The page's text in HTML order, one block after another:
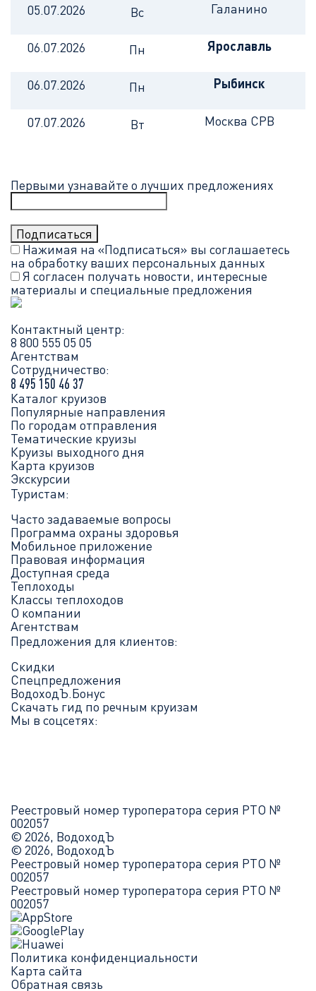
05.07.2026 Вс Галанино
06.07.2026 Пн Ярославль
06.07.2026 Пн Рыбинск
07.07.2026 Вт Москва СРВ
Первыми узнавайте о лучших предложениях
Нажимая на «Подписаться» вы соглашаетесь
на обработку ваших персональных данных
Я согласен получать новости, интересные
материалы и специальные предложения
Контактный центр:
8 800 555 05 05
Агентствам
Сотрудничество:
8 495 150 46 37
Каталог круизов
Популярные направления
По городам отправления
Тематические круизы
Круизы выходного дня
Карта круизов
Экскурсии
Туристам:
Часто задаваемые вопросы
Программа охраны здоровья
Мобильное приложение
Правовая информация
Доступная среда
Теплоходы
Классы теплоходов
О компании
Агентствам
Предложения для клиентов:
Скидки
Спецпредложения
ВодоходЪ.Бонус
Скачать гид по речным круизам
Мы в соцсетях:
Реестровый номер туроператора серия РТО №
002057
© 2026, ВодоходЪ
© 2026, ВодоходЪ
Реестровый номер туроператора серия РТО №
002057
Реестровый номер туроператора серия РТО №
002057
Политика конфиденциальности
Карта сайта
Обратная связь